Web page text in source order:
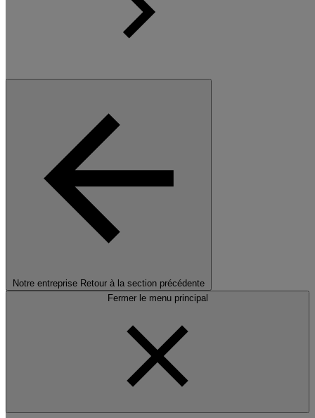
Notre entreprise Retour à la section précédente
Fermer le menu principal